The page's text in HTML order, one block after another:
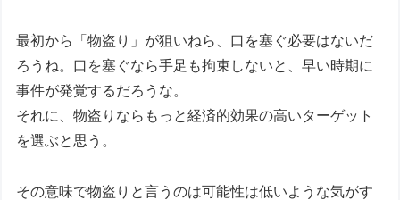
最初から「物盗り」が狙いねら、口を塞ぐ必要はないだ
ろうね。口を塞ぐなら手足も拘束しないと、早い時期に
事件が発覚するだろうな。
それに、物盗りならもっと経済的効果の高いターゲット
を選ぶと思う。
その意味で物盗りと言うのは可能性は低いような気がす